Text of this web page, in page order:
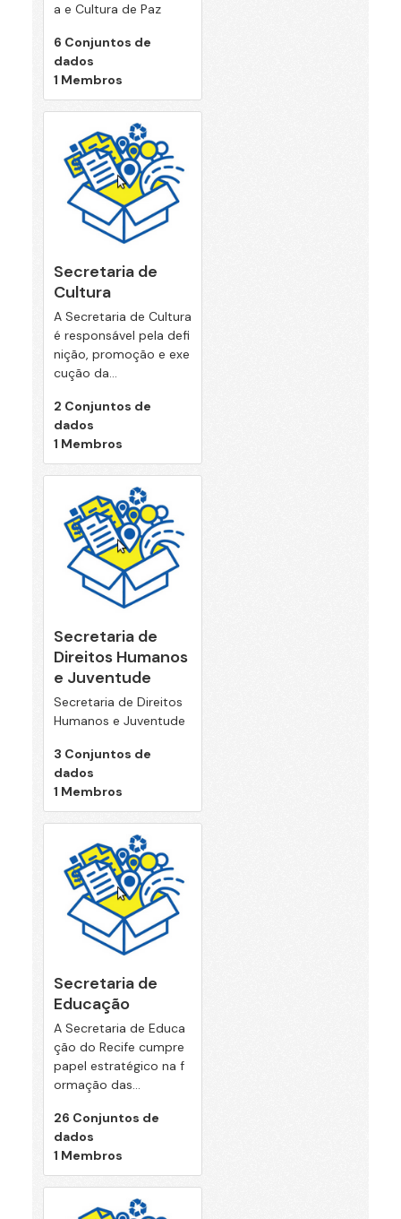
a e Cultura de Paz
6 Conjuntos de
dados
1 Membros
Secretaria de
Cultura
A Secretaria de Cultura
é responsável pela defi
nição, promoção e exe
cução da...
2 Conjuntos de
dados
1 Membros
Secretaria de
Direitos Humanos
e Juventude
Secretaria de Direitos
Humanos e Juventude
3 Conjuntos de
dados
1 Membros
Secretaria de
Educação
A Secretaria de Educa
ção do Recife cumpre
papel estratégico na f
ormação das...
26 Conjuntos de
dados
1 Membros